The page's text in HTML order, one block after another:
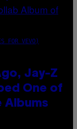
FOR VEVO)
Jay-Z
One of
Albums